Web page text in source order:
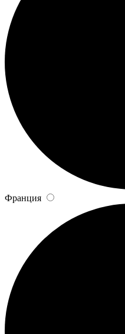
Франция